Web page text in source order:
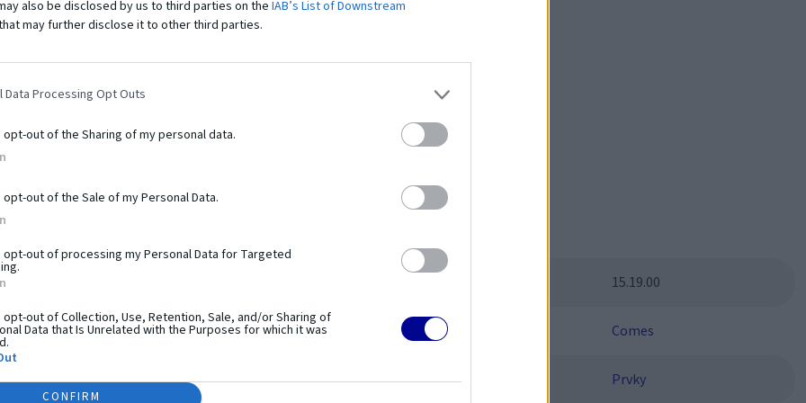
also be disclosed by us to third parties on the IAB’s List of Downstream
may further disclose it to other third parties.
Data Processing Opt Outs
opt-out of the Sharing of my personal data.
out of the Sale of my Personal Data.
opt-out of processing my Personal Data for Targeted
opt-out of Collection, Use, Retention, Sale, and/or Sharing of
Data that Is Unrelated with the Purposes for which it was
CONFIRM
tento produkt výnimočným?
workoutu. Pozostáva z hrázd, bradiel, lavíc a plošín,
využití hmotnosti vlastného tela. Prvky vám umožňujú
Práve preto sú tréningové zostavy z
systém využiteľný pri telovýchovných cvičeniach,
rozvoja. Použitie pevných a odolných materiálov a
používania.
15.19.00
Comes
Kategórie: Prvky